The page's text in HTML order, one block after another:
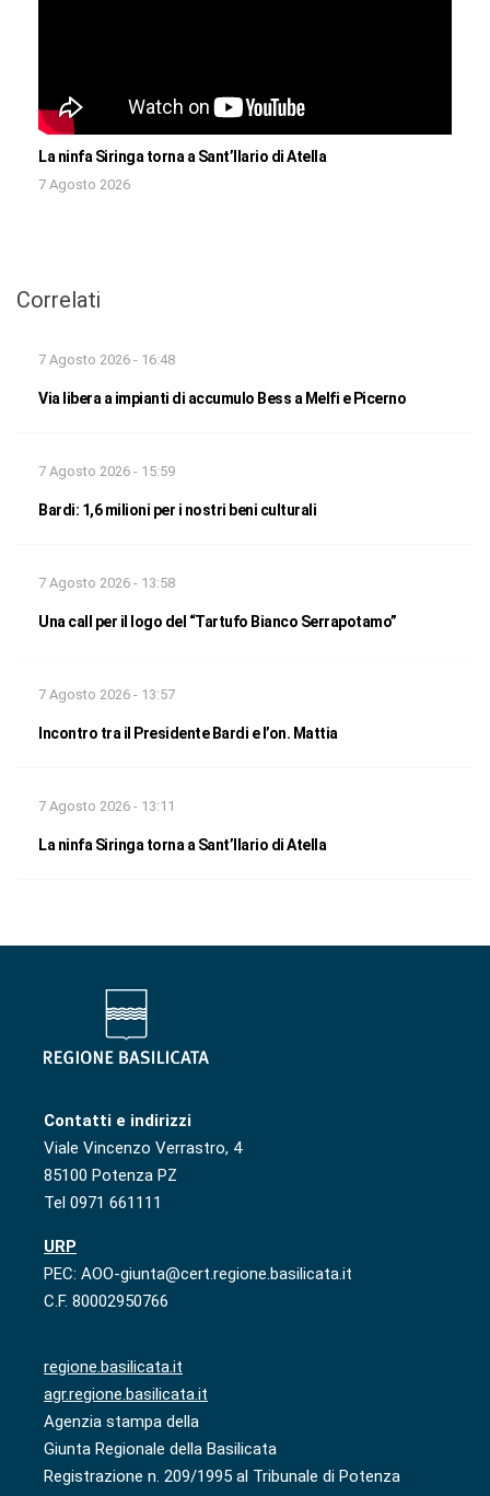
La ninfa Siringa torna a Sant’Ilario di Atella
7 Agosto 2026
Correlati
7 Agosto 2026 - 16:48
Via libera a impianti di accumulo Bess a Melfi e Picerno
7 Agosto 2026 - 15:59
Bardi: 1,6 milioni per i nostri beni culturali
7 Agosto 2026 - 13:58
Una call per il logo del “Tartufo Bianco Serrapotamo”
7 Agosto 2026 - 13:57
Incontro tra il Presidente Bardi e l’on. Mattia
7 Agosto 2026 - 13:11
La ninfa Siringa torna a Sant’Ilario di Atella
Contatti e indirizzi
Viale Vincenzo Verrastro, 4
85100 Potenza PZ
Tel 0971 661111
URP
PEC: AOO-giunta@cert.regione.basilicata.it
C.F. 80002950766
regione.basilicata.it
agr.regione.basilicata.it
Agenzia stampa della
Giunta Regionale della Basilicata
Registrazione n. 209/1995 al Tribunale di Potenza